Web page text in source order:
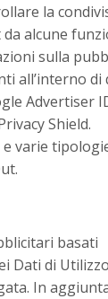
la
alcune
sulla
all’interno di
Advertiser
Shield.
varie
.
basati
Dati di Utilizzo
In